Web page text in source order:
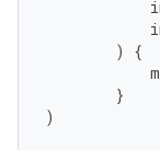
)
{
}
)